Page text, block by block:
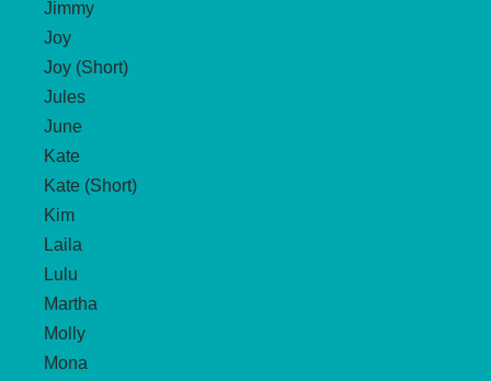
Jimmy
Joy
Joy (Short)
Jules
June
Kate
Kate (Short)
Kim
Laila
Lulu
Martha
Molly
Mona